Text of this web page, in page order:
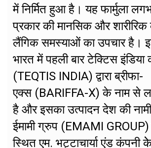
में निर्मित हुआ है। यह फार्मुला
प्रकार की मानसिक और
लैंगिक समस्याओं का उपचार है।
भारत में पहली बार टेक्टिस इंडिया
(TEQTIS INDIA) द्वारा ब्रीफा-
एक्स (BARIFFA-X) के नाम से
है और इसका उत्पादन देश की
ईमामी ग्रुप (EMAMI
स्थित एम. भट्टाचार्या एंड कंपनी केे